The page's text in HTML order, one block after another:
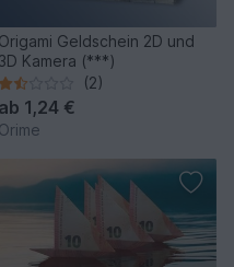
Origami Geldschein 2D und
3D Kamera (***)
(2)
ab 1,24 €
Orime